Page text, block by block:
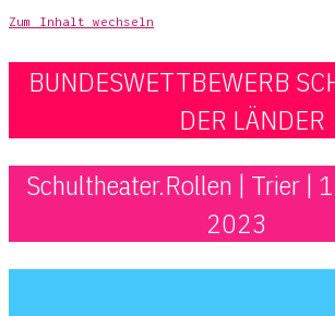
Zum Inhalt wechseln
BUNDESWETTBEWERB
DER LÄNDER
Schultheater.Rollen | Trier |
2023